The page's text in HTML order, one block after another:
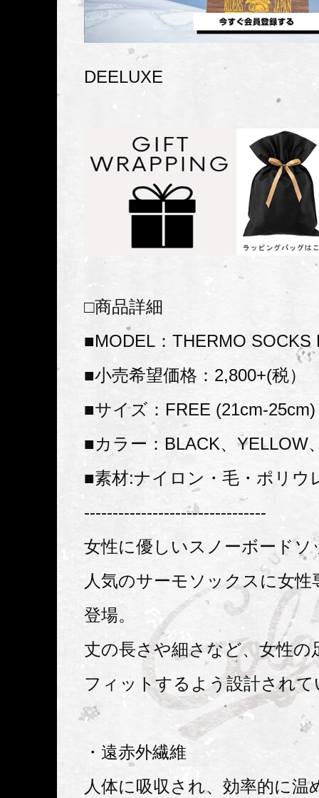
DEELUXE
□商品詳細
■MODEL：THERMO SOCKS
■小売希望価格：2,800+(税）
■サイズ：FREE (21cm-25cm)
■カラー：BLACK、YELLOW
■素材:ナイロン・毛・ポリウ
--------------------------------
女性に優しいスノーボードソ
人気のサーモソックスに女性
登場。
丈の長さや細さなど、女性の
フィットするよう設計され
・遠赤外繊維
人体に吸収され、効率的に温